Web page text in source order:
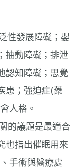
性發展障礙；嬰
抽動障礙；排泄
認知障礙；思覺
患；強迫症(藥
人格。
的議題是最適合
也指出催眠用來
手術與醫療處